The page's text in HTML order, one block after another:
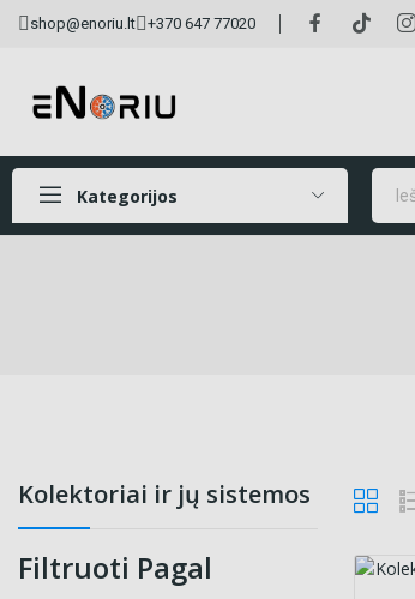
shop@enoriu.lt +370 647 77020
Kategorijos
Kolektoriai ir jų sistemos
Filtruoti Pagal